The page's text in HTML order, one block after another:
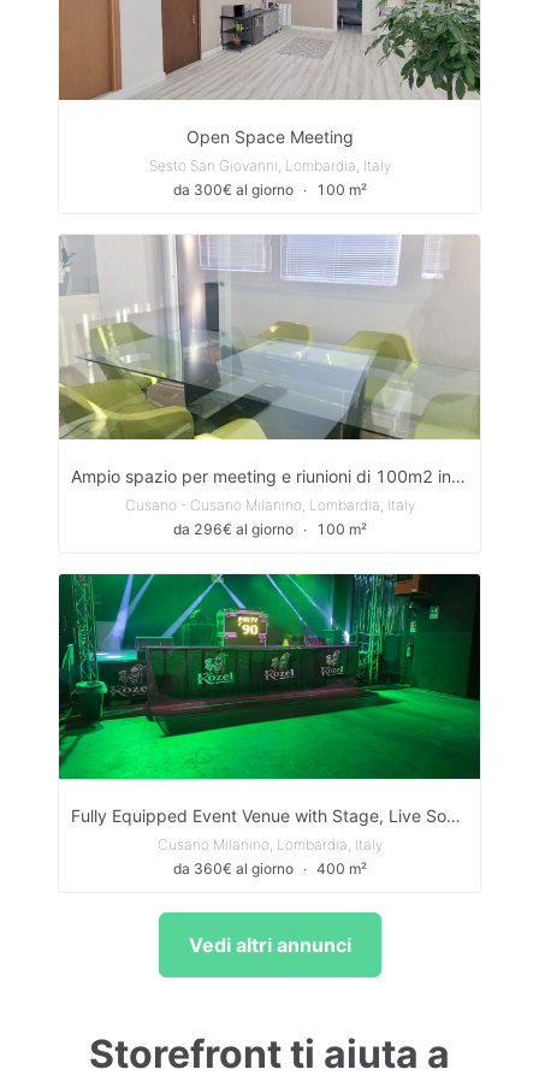
Open Space Meeting
Sesto San Giovanni, Lombardia, Italy
da 300€ al giorno
∙ 100 m²
Ampio spazio per meeting e riunioni di 100m2 in affitto in Viale Giacomo Matteotti, Cusano Milanino
Cusano - Cusano Milanino, Lombardia, Italy
da 296€ al giorno
∙ 100 m²
Fully Equipped Event Venue with Stage, Live Sound & Outdoor Area near Milan
Cusano Milanino, Lombardia, Italy
da 360€ al giorno
∙ 400 m²
Vedi altri annunci
Storefront ti aiuta a